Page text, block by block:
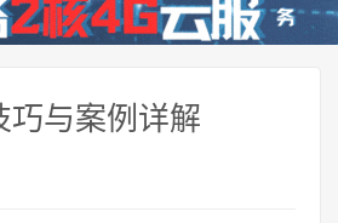
巧与案例详解